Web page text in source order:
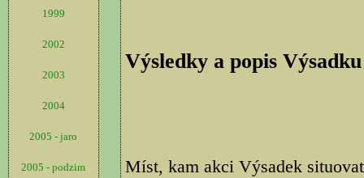
1999
2002
2003
2004
2005 - jaro
2005 - podzim
Výsledky a popis Výsadku
Míst, kam akci Výsadek